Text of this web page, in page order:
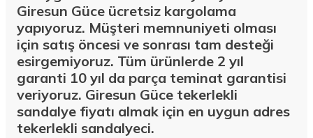
Giresun Güce ücretsiz kargolama
yapıyoruz. Müşteri memnuniyeti olması
için satış öncesi ve sonrası tam desteği
esirgemiyoruz. Tüm ürünlerde 2 yıl
garanti 10 yıl da parça teminat garantisi
veriyoruz. Giresun Güce tekerlekli
sandalye fiyatı almak için en uygun adres
tekerlekli sandalyeci.